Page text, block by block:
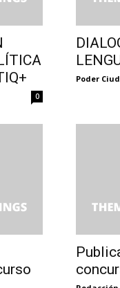
0
Poder